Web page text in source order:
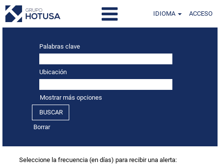
IDIOMA ACCESO
Palabras clave
Ubicación
Mostrar más opciones
Borrar
Seleccione la frecuencia (en días) para recibir una alerta: